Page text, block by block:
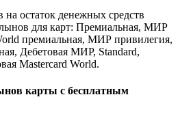
на остаток денежных средств
для карт: Премиальная, МИР
премиальная, МИР привилегия,
Дебетовая МИР, Standard,
Mastercard World.
карты с бесплатным